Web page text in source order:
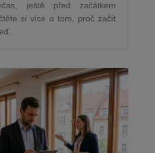
ještě před začátkem
si více o tom, proč začít